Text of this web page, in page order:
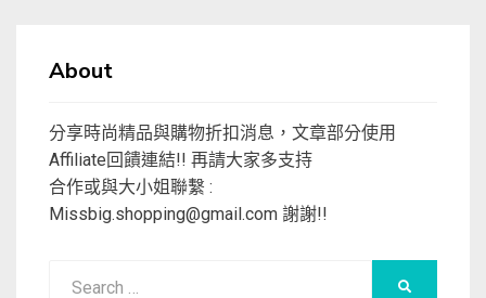
About
分享時尚精品與購物折扣消息，文章部分使用
Affiliate回饋連結!! 再請大家多支持
合作或與大小姐聯繫 :
Missbig.shopping@gmail.com 謝謝!!